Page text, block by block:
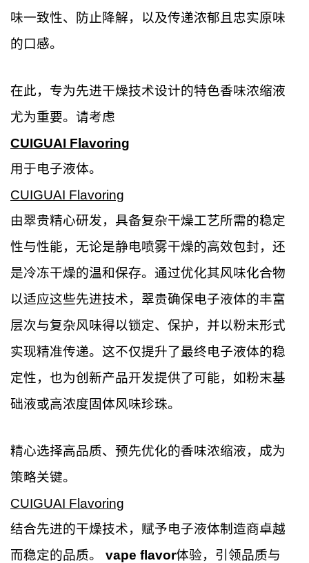
味一致性、防止降解，以及传递浓郁且忠实原味
的口感。
在此，专为先进干燥技术设计的特色香味浓缩液
尤为重要。请考虑
CUIGUAI Flavoring
用于电子液体。
CUIGUAI Flavoring
由翠贵精心研发，具备复杂干燥工艺所需的稳定
性与性能，无论是静电喷雾干燥的高效包封，还
是冷冻干燥的温和保存。通过优化其风味化合物
以适应这些先进技术，翠贵确保电子液体的丰富
层次与复杂风味得以锁定、保护，并以粉末形式
实现精准传递。这不仅提升了最终电子液体的稳
定性，也为创新产品开发提供了可能，如粉末基
础液或高浓度固体风味珍珠。
精心选择高品质、预先优化的香味浓缩液，成为
策略关键。
CUIGUAI Flavoring
结合先进的干燥技术，赋予电子液体制造商卓越
而稳定的品质。 vape flavor体验，引领品质与